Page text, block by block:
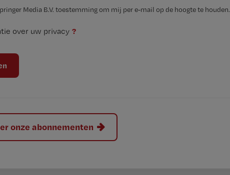
Media B.V. toestemming om mij per e-mail op de hoogte te houden.
over uw privacy ?
onze abonnementen